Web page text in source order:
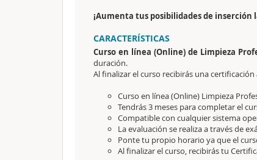
¡Aumenta tus posibilidades de inserción
CARACTERÍSTICAS
Curso en línea (Online) de Limpieza
duración.
Al finalizar el curso recibirás una
Curso en línea (Online) Limpieza
Tendrás 3 meses para completar el
Compatible con cualquier sistema
La evaluación se realiza a través de
Ponte tu propio horario ya que el
Al finalizar el curso, recibirás tu